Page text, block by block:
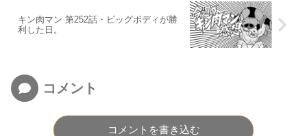
キン肉マン 第252話・ビッグボディが勝
利した日。
コメント
コメントを書き込む